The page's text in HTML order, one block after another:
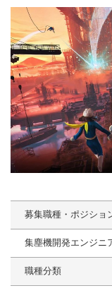
募集職種・ポジショ
集塵機開発エンジニ
職種分類